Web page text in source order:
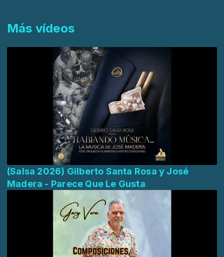
Más vídeos
(Salsa 2026) Gilberto Santa Rosa y José
Madera - Parece Que Le Gusta